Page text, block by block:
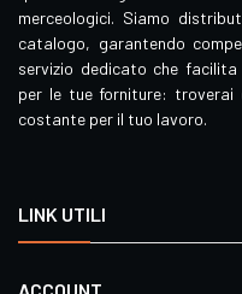
merceologici. Siamo
catalogo, garantendo
servizio dedicato che
per le tue forniture: troverai
costante per il tuo lavoro.
LINK UTILI